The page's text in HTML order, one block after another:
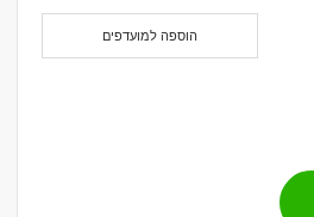
הוספה למועדפים